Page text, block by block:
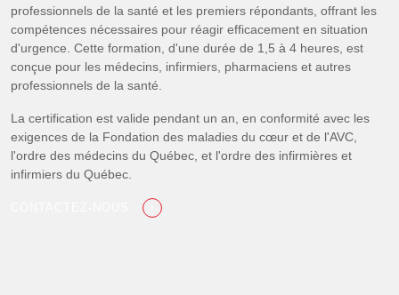
professionnels de la santé et les premiers répondants, offrant les
compétences nécessaires pour réagir efficacement en situation
d'urgence. Cette formation, d'une durée de 1,5 à 4 heures, est
conçue pour les médecins, infirmiers, pharmaciens et autres
professionnels de la santé.
La certification est valide pendant un an, en conformité avec les
exigences de la Fondation des maladies du cœur et de l'AVC,
l'ordre des médecins du Québec, et l'ordre des infirmières et
infirmiers du Québec.